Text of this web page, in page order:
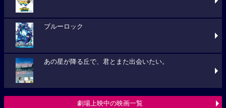
ブルーロック
あの星が降る丘で、君とまた出会いたい。
劇場上映中の映画一覧